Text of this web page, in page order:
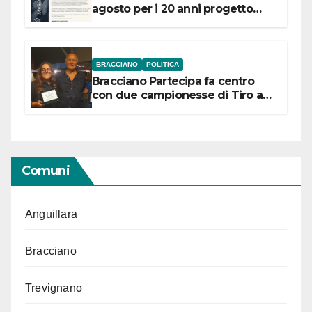
agosto per i 20 anni progetto
BRACCIANO POLITICA
Bracciano Partecipa fa centro
con due campionesse di Tiro a
Comuni
Anguillara
Bracciano
Trevignano